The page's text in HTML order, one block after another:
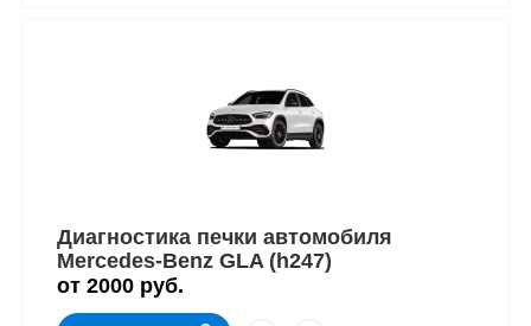
Диагностика печки автомобиля
Mercedes-Benz GLA (h247)
от 2000 руб.